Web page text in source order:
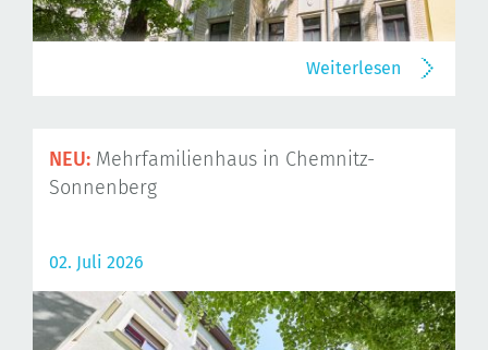
Weiterlesen
NEU: Mehrfamilienhaus in Chemnitz-
Sonnenberg
02. Juli 2026